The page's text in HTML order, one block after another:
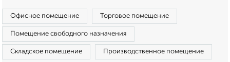
Офисное помещение Торговое помещение
Помещение свободного назначения
Складское помещение Производственное помещение